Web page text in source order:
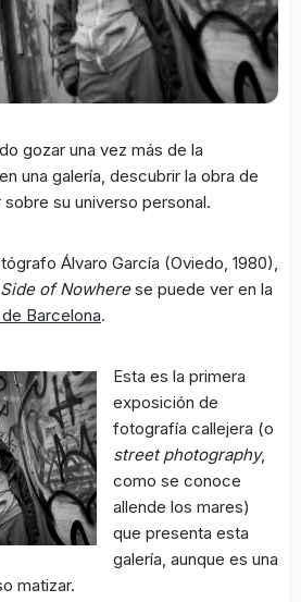
gozar una vez más de la
una galería, descubrir la obra de
su universo personal.
Álvaro García (Oviedo, 1980),
of Nowherese puede ver en la
Barcelona.
Esta es la primera
exposición de
fotografía callejera (o
street photography,
como se conoce
allende los mares)
que presenta esta
galería, aunque es una
matizar.